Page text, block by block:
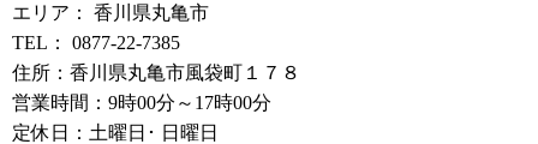
エリア： 香川県丸亀市
TEL： 0877-22-7385
住所：香川県丸亀市風袋町１７８
営業時間：9時00分～17時00分
定休日：土曜日･ 日曜日